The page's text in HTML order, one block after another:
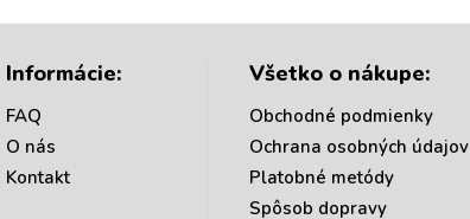
v
á
d
a
c
i
e
p
Informácie:
FAQ
O nás
Kontakt
Všetko o nákupe:
Obchodné podmienky
Ochrana osobných údajov
Platobné metódy
Spôsob dopravy